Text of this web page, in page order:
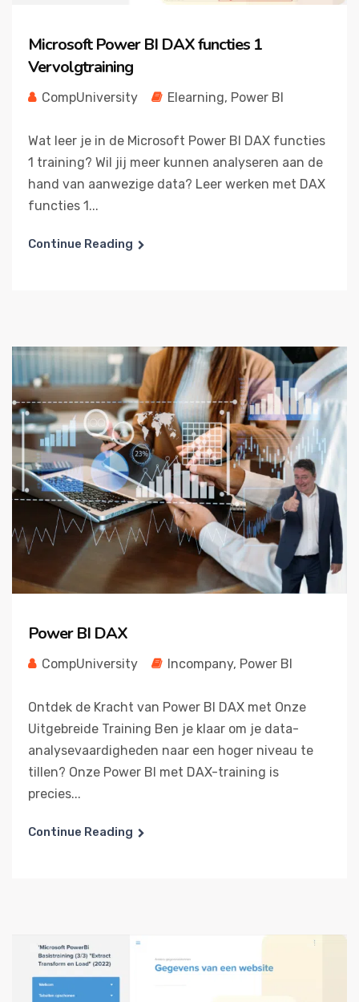
Microsoft Power BI DAX functies 1
Vervolgtraining
CompUniversity Elearning, Power BI
Wat leer je in de Microsoft Power BI DAX functies
1 training? Wil jij meer kunnen analyseren aan de
hand van aanwezige data? Leer werken met DAX
functies 1...
Continue Reading
Power BI DAX
CompUniversity Incompany, Power BI
Ontdek de Kracht van Power BI DAX met Onze
Uitgebreide Training Ben je klaar om je data-
analysevaardigheden naar een hoger niveau te
tillen? Onze Power BI met DAX-training is
precies...
Continue Reading